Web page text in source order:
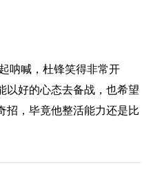
呐喊，杜锋笑得非常开
以好的心态去备战，也希望
招，毕竟他整活能力还是比